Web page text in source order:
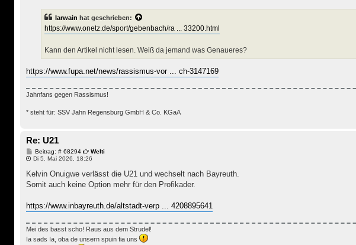
a
g
Iarwain hat geschrieben:
https://www.onetz.de/sport/gebenbach/ra ... 33200.html
Kann den Artikel nicht lesen. Weiß da jemand was Genaueres?
https://www.fupa.net/news/rassismus-vor ... ch-3147169
Jahnfans gegen Rassismus!
* steht für: SSV Jahn Regensburg GmbH & Co. KGaA
Re: U21
Beitrag: # 68294B
e
t
a
Welti
Di 5. Mai 2026, 18:26
Kelvin Onuigwe verlässt die U21 und wechselt nach Bayreuth.
Somit auch keine Option mehr für den Profikader.
https://www.inbayreuth.de/altstadt-verp ... 4208895641
Mei des basst scho! Raus aus dem Strudel!
Ia sads Ia, oba de unsern spuin fia uns